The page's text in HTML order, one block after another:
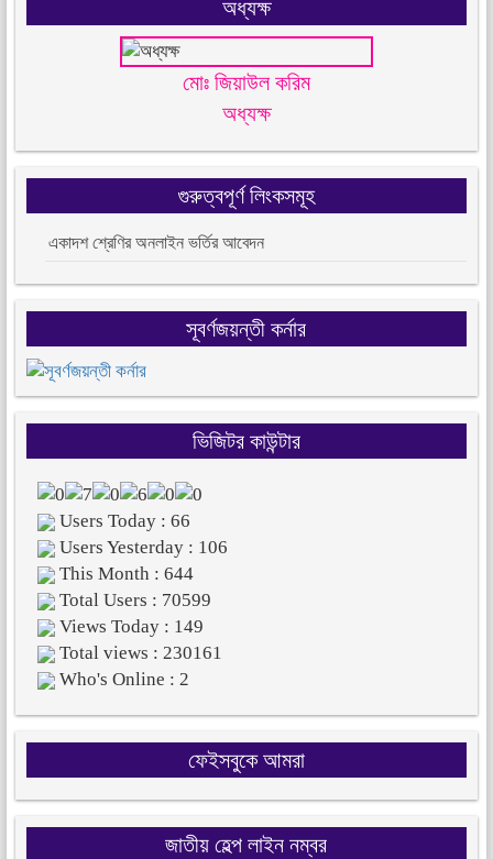
অধ্যক্ষ
মোঃ জিয়াউল করিম
অধ্যক্ষ
গুরুত্বপূর্ণ লিংকসমূহ
একাদশ শ্রেণির অনলাইন ভর্তির আবেদন
সূবর্ণজয়ন্তী কর্নার
ভিজিটর কাউন্টার
Users Today : 66
Users Yesterday : 106
This Month : 644
Total Users : 70599
Views Today : 149
Total views : 230161
Who's Online : 2
ফেইসবুকে আমরা
জাতীয় হেল্প লাইন নম্বর